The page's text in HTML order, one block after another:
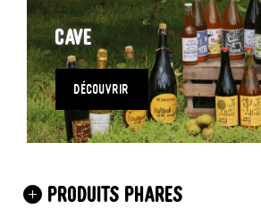
Cave
DÉCOUVRIR
PRODUITS PHARES